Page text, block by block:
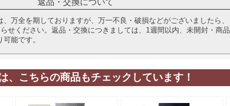
万全を期しておりますが、万一不良・破損などがございましたら、
せください。返品・交換につきましては、1週間以内、未開封・商品
能です。
、こちらの商品もチェックしています！